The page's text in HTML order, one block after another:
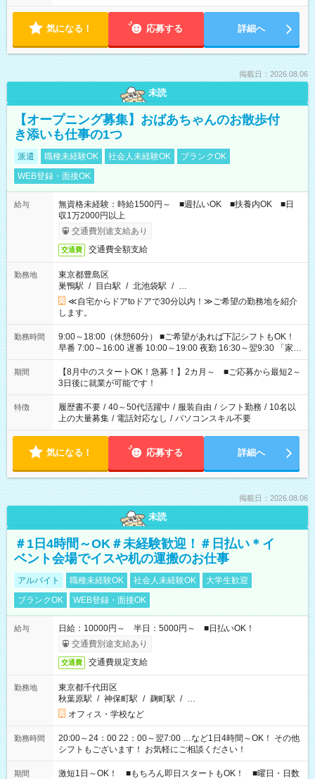
気になる！ 応募する 詳細へ
掲載日：2026.08.06
未読
【オープニング募集】おばあちゃんのお散歩付
き添いも仕事の1つ
派遣 職種未経験OK 社会人未経験OK
ブランクOK
WEB登録・面接OK
給与
無資格未経験：時給1500円～ ■週払いOK ■扶養内OK ■日
収1万2000円以上
交通費別途支給あり
交通費 交通費全額支給
勤務地
東京都豊島区
巣鴨駅 / 目白駅 / 北池袋駅 / …
≪自宅からドアtoドアで30分以内！≫ご希望の勤務地を紹介
します。
勤務時間
9:00～18:00（休憩60分） ■ご希望があれば下記シフトもOK！
早番 7:00～16:00 遅番 10:00～19:00 夜勤 16:30～翌9:30 「家族
と休みを合わせたい」 「余裕を持って夕飯の準備がしたい」
「できれば残業はしたくない」 など、ご希望を教えてください
ね。 ※Wワーク希望の方へ 今ご覧のお仕事で希望する勤務時間
と、もう1つのお仕事の勤務時間。 合計で週40時間を超える場
合は応募できません。
期間
【8月中のスタートOK！急募！】2カ月～ ■ご応募から最短2～
3日後に就業が可能です！
特徴 履歴書不要 / 40～50代活躍中 / 服装自由 / シフト勤務 / 10名以
上の大量募集 / 電話対応なし / パソコンスキル不要
気になる！ 応募する 詳細へ
掲載日：2026.08.06
未読
＃1日4時間～OK＃未経験歓迎！＃日払い＊イ
ベント会場でイスや机の運搬のお仕事
アルバイト 職種未経験OK 社会人未経験OK
大学生歓迎
ブランクOK
WEB登録・面接OK
給与
日給：10000円～ 半日：5000円～ ■日払いOK！
交通費別途支給あり
交通費 交通費規定支給
勤務地
東京都千代田区
秋葉原駅 / 神保町駅 / 麹町駅 / …
オフィス・学校など
勤務時間
20:00～24：00 22：00～翌7:00 …など1日4時間～OK！ その他
シフトもございます！ お気軽にご相談ください！
期間
激短1日～OK！ ■もちろん即日スタートもOK！ ■曜日・日数